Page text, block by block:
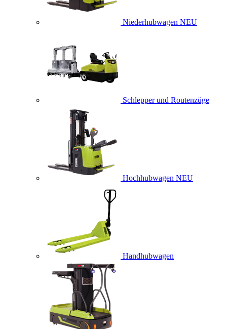
Niederhubwagen NEU
Schlepper und Routenzüge
Hochhubwagen NEU
Handhubwagen